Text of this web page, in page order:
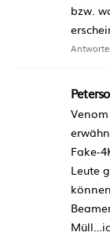
bzw.
Fake-
Leute